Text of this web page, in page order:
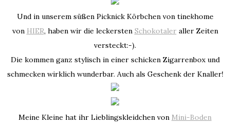
Und in unserem süßen Picknick Körbchen von tinekhome
von HIER, haben wir die leckersten Schokotaleraller Zeiten
versteckt:-).
Die kommen ganz stylisch in einer schicken Zigarrenbox und
schmecken wirklich wunderbar. Auch als Geschenk der Knaller!
Meine Kleine hat ihr Lieblingskleidchen von Mini-Boden